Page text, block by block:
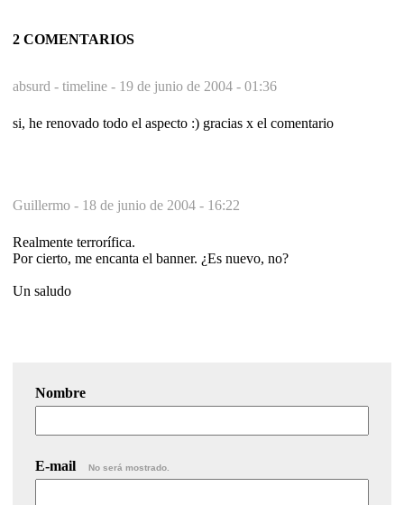
2 COMENTARIOS
absurd - timeline - 19 de junio de 2004 - 01:36
si, he renovado todo el aspecto :) gracias x el comentario
Guillermo - 18 de junio de 2004 - 16:22
Realmente terrorífica.
Por cierto, me encanta el banner. ¿Es nuevo, no?
Un saludo
Nombre
E-mail No será mostrado.